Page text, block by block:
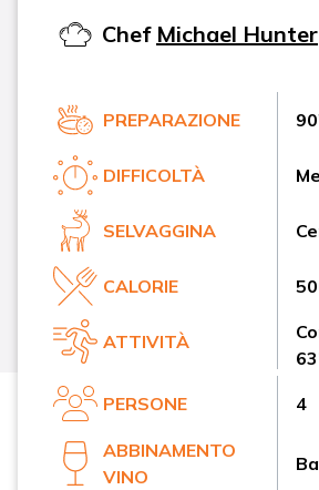
Chef Michael Hunter
PREPARAZIONE
DIFFICOLTÀ
SELVAGGINA
CALORIE
ATTIVITÀ
PERSONE 4
ABBINAMENTO
VINO